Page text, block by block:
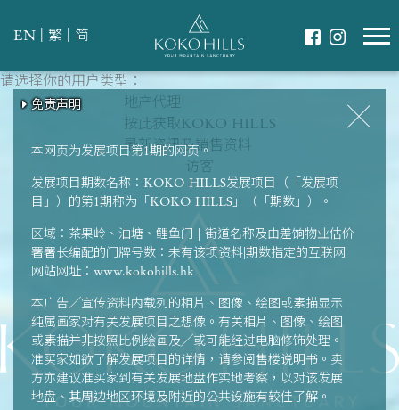
EN 繁 简
本网页为发展项目第1期的网页。
发展项目期数名称：KOKO HILLS发展项目（「发展项
目」）的第1期称为「KOKO HILLS」（「期数」）。
区域：茶果岭、油塘、鲤鱼门 | 街道名称及由差饷物业估价
署署长编配的门牌号数：未有该项资料|期数指定的互联网
网站网址：www.kokohills.hk
本广告╱宣传资料内载列的相片、图像、绘图或素描显示
纯属画家对有关发展项目之想像。有关相片、图像、绘图
或素描并非按照比例绘画及╱或可能经过电脑修饰处理。
准买家如欲了解发展项目的详情，请参阅售楼说明书。卖
方亦建议准买家到有关发展地盘作实地考察，以对该发展
地盘、其周边地区环境及附近的公共设施有较佳了解。
免责声明
请选择你的用户类型：
地产代理
按此获取KOKO HILLS
最新资讯及销售资料
访客
免责声明
请选择最适合你的生活模式
翠绿环抱
免责声明
免责声明
强健体魄
免责声明